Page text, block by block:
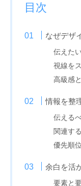
目次
なぜデザ
伝えた
視線を
高級感
情報を整
伝える
関連す
優先順
余白を活
要素と